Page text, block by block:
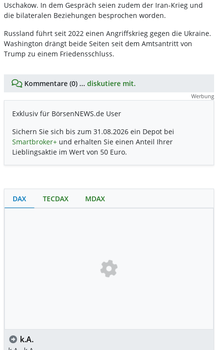
Uschakow. In dem Gespräch seien zudem der Iran-Krieg und
die bilateralen Beziehungen besprochen worden.
Russland führt seit 2022 einen Angriffskrieg gegen die Ukraine.
Washington drängt beide Seiten seit dem Amtsantritt von
Trump zu einem Friedensschluss.
Kommentare (0) ... diskutiere mit.
Werbung
Exklusiv für BörsenNEWS.de User
Sichern Sie sich bis zum 31.08.2026 ein Depot bei
Smartbroker+ und erhalten Sie einen Anteil Ihrer
Lieblingsaktie im Wert von 50 Euro.
DAX TECDAX MDAX
k.A.